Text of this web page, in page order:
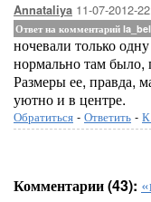
Annataliya 11-07-2012-
Ответ на комментарий
ночевали только
нормально там
Размеры ее, правда,
уютно и в центре.
Обратиться - Ответить - К
Комментарии (43):